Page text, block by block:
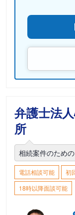
弁護士法
所
相続案件のため
電話相談可能 初
18時以降面談可能